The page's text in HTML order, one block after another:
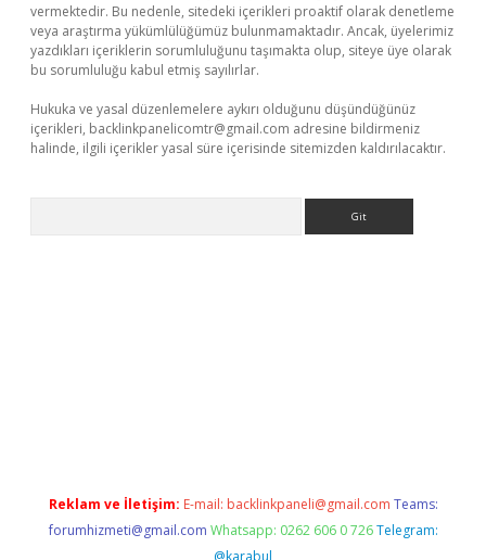
vermektedir. Bu nedenle, sitedeki içerikleri proaktif olarak denetleme
veya araştırma yükümlülüğümüz bulunmamaktadır. Ancak, üyelerimiz
yazdıkları içeriklerin sorumluluğunu taşımakta olup, siteye üye olarak
bu sorumluluğu kabul etmiş sayılırlar.
Hukuka ve yasal düzenlemelere aykırı olduğunu düşündüğünüz
içerikleri, backlinkpanelicomtr@gmail.com adresine bildirmeniz
halinde, ilgili içerikler yasal süre içerisinde sitemizden kaldırılacaktır.
Reklam ve İletişim: E-mail: backlinkpaneli@gmail.com Teams:
forumhizmeti@gmail.com Whatsapp: 0262 606 0 726 Telegram:
@karabul